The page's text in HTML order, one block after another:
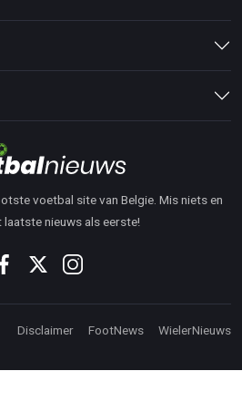
voetbal site van Belgie. Mis niets en
laatste nieuws als eerste!
Disclaimer FootNews WielerNieuws